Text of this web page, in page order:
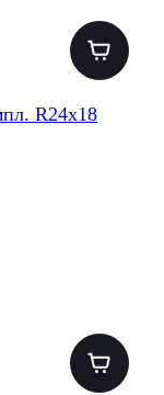
R24x18